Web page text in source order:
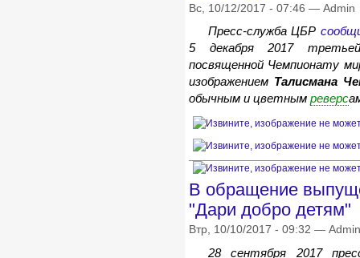
Вс, 10/12/2017 - 07:46 — Admin
Пресс-служба ЦБР
5 декабря 2017 третьей
посвященной Чемпионату
изображением Талисмана
обычным и цветным реверс
В обращение
"Дари добро детям"
Втр, 10/10/2017 - 09:32 — Admin
28 сентября 2017